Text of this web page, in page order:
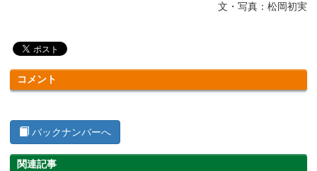
文・写真：松岡初実
コメント
バックナンバーへ
関連記事